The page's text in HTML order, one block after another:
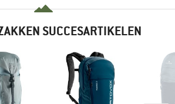
SUCCESARTIKELEN